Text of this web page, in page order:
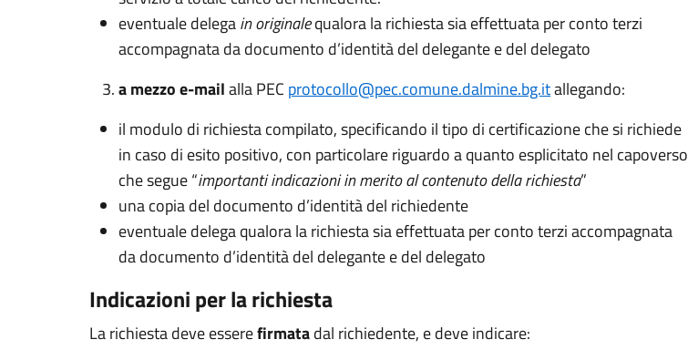
eventuale delegain originalequalora la richiesta sia effettuata per conto terzi
accompagnata da documento d’identità del delegante e del delegato
a mezzo e-mailalla PEC protocollo@pec.comune.dalmine.bg.itallegando:
il modulo di richiesta compilato, specificando il tipo di certificazione che si richiede
in caso di esito positivo, con particolare riguardo a quanto esplicitato nel capoverso
che segue “importanti indicazioni in merito al contenuto della richiesta”
una copia del documento d’identità del richiedente
eventuale delega qualora la richiesta sia effettuata per conto terzi accompagnata
da documento d’identità del delegante e del delegato
Indicazioni per la richiesta
La richiesta deve esserefirmatadal richiedente, e deve indicare: